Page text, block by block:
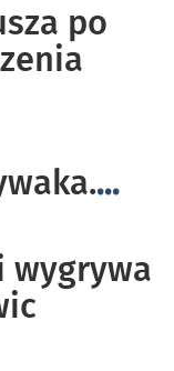
po
...
wygrywa